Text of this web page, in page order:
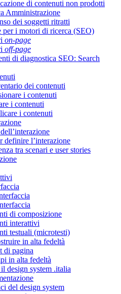
di contenuti non prodotti
Amministrazione
dei soggetti ritratti
per i motori di ricerca (SEO)
on-page
off-page
di diagnostica SEO: Search
dei contenuti
i contenuti
i contenuti
i contenuti
definire l’interazione
tra scenari e user stories
di composizione
interattivi
testuali (microtesti)
in alta fedeltà
di pagina
in alta fedeltà
design system .italia
del design system